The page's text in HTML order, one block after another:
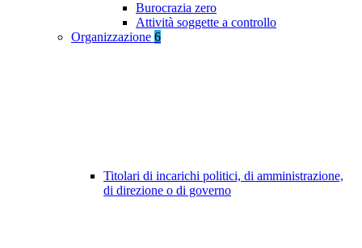
Burocrazia zero
Attività soggette a controllo
Organizzazione 6
Titolari di incarichi politici, di amministrazione,
di direzione o di governo